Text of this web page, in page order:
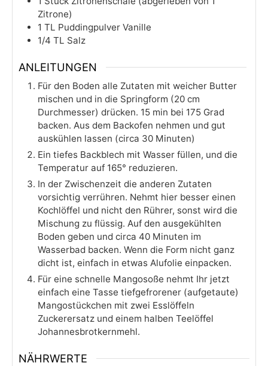
Zitrone)
1 TL Puddingpulver Vanille
1/4 TL Salz
ANLEITUNGEN
Für den Boden alle Zutaten mit weicher Butter
mischen und in die Springform (20 cm
Durchmesser) drücken. 15 min bei 175 Grad
backen. Aus dem Backofen nehmen und gut
auskühlen lassen (circa 30 Minuten)
Ein tiefes Backblech mit Wasser füllen, und die
Temperatur auf 165° reduzieren.
In der Zwischenzeit die anderen Zutaten
vorsichtig verrühren. Nehmt hier besser einen
Kochlöffel und nicht den Rührer, sonst wird die
Mischung zu flüssig. Auf den ausgekühlten
Boden geben und circa 40 Minuten im
Wasserbad backen. Wenn die Form nicht ganz
dicht ist, einfach in etwas Alufolie einpacken.
Für eine schnelle Mangosoße nehmt Ihr jetzt
einfach eine Tasse tiefgefrorener (aufgetaute)
Mangostückchen mit zwei Esslöffeln
Zuckerersatz und einem halben Teelöffel
Johannesbrotkernmehl.
NÄHRWERTE